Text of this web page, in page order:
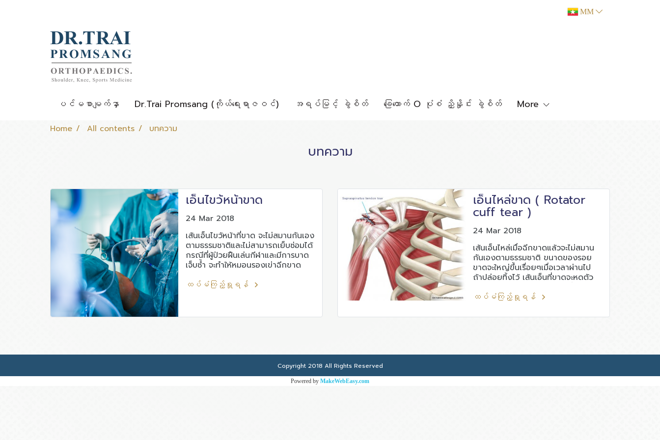
MM
ပင်မစာမျက်နှာ Dr.Trai Promsang (ကိုယ်ရေးရာဇဝင်) အရပ်မြင့် ခွဲစိတ် ခြေထောက် O ပုံစံ ညှိနှိုင်း ခွဲစိတ် More
Home All contents บทความ
บทความ
เอ็นไขว้หน้าขาด
24 Mar 2018
เส้นเอ็นไขว้หน้าที่ขาด จะไม่สมานกันเอง
ตามธรรมชาติและไม่สามารถเย็บซ่อมได้
กรณีที่ผู้ป่วยฝืนเล่นกีฬาและมีการบาด
เจ็บซ้ำ จะทำให้หมอนรองเข่าฉีกขาด
ให้เกิดข้อเสื่อมได้
ထပ်မံကြည့်ရှုရန်
เอ็นไหล่ขาด ( Rotator
cuff tear )
24 Mar 2018
เส้นเอ็นไหล่เมื่อฉีกขาดแล้วจะไม่สมาน
กันเองตามธรรมชาติ ขนาดของรอย
ขาดจะใหญ่ขึ้นเรื่อยๆเมื่อเวลาผ่านไป
ถ้าปล่อยทิ้งไว้ เส้นเอ็นที่ขาดจะหดตัว
ทำให้มีข้อไหล่เสื่อมตามมาในอนาคต
คลื่นแม่เหล็กไฟฟ้า (MRI)
ထပ်မံကြည့်ရှုရန်
Copyright 2018 All Rights Reserved
Powered by MakeWebEasy.com